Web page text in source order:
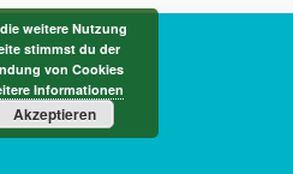
weitere Nutzung
stimmst du der
von Cookies
Informationen
Akzeptieren